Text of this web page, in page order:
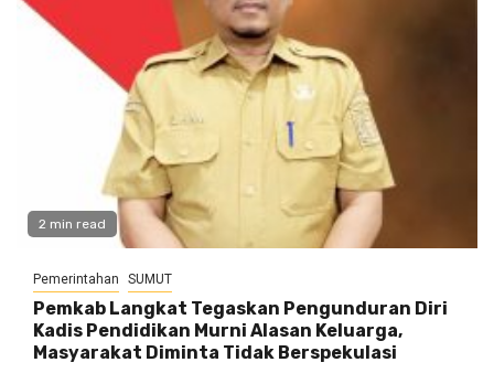
2 min read
Pemerintahan SUMUT
Pemkab Langkat Tegaskan Pengunduran Diri
Kadis Pendidikan Murni Alasan Keluarga,
Masyarakat Diminta Tidak Berspekulasi